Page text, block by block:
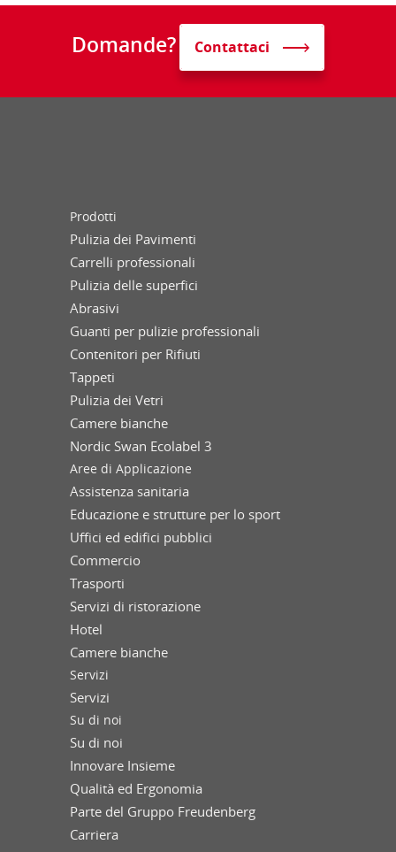
Domande? Contattaci
Prodotti
Pulizia dei Pavimenti
Carrelli professionali
Pulizia delle superfici
Abrasivi
Guanti per pulizie professionali
Contenitori per Rifiuti
Tappeti
Pulizia dei Vetri
Camere bianche
Nordic Swan Ecolabel 3
Aree di Applicazione
Assistenza sanitaria
Educazione e strutture per lo sport
Uffici ed edifici pubblici
Commercio
Trasporti
Servizi di ristorazione
Hotel
Camere bianche
Servizi
Servizi
Su di noi
Su di noi
Innovare Insieme
Qualità ed Ergonomia
Parte del Gruppo Freudenberg
Carriera